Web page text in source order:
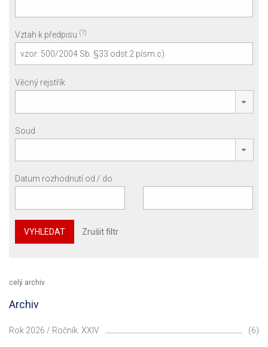
Vztah k předpisu (?)
Věcný rejstřík
Soud
Datum rozhodnutí od / do
VYHLEDAT Zrušit filtr
celý archiv
Archiv
Rok 2026 / Ročník: XXIV (6)